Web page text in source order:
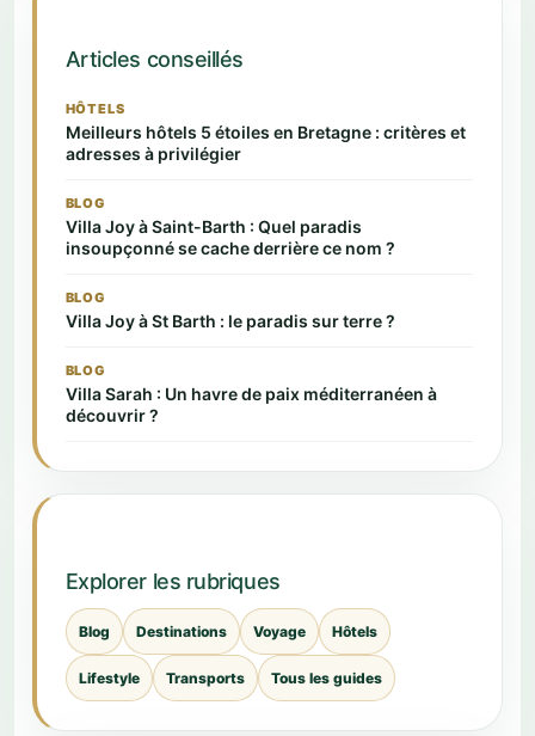
Articles conseillés
HÔTELS
Meilleurs hôtels 5 étoiles en Bretagne : critères et
adresses à privilégier
BLOG
Villa Joy à Saint-Barth : Quel paradis
insoupçonné se cache derrière ce nom ?
BLOG
Villa Joy à St Barth : le paradis sur terre ?
BLOG
Villa Sarah : Un havre de paix méditerranéen à
découvrir ?
Explorer les rubriques
Blog Destinations Voyage Hôtels
Lifestyle Transports Tous les guides